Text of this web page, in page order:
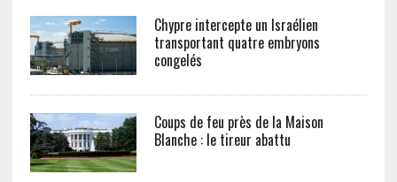
Chypre intercepte un Israélien
transportant quatre embryons
congelés
Coups de feu près de la Maison
Blanche : le tireur abattu